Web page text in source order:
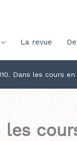
La revue
Dans les cours
les